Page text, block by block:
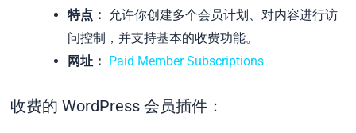
特点：
允许你创建多个会员计划、对内容进行访
问控制，并支持基本的收费功能。
网址： Paid Member Subscriptions
收费的 WordPress 会员插件：